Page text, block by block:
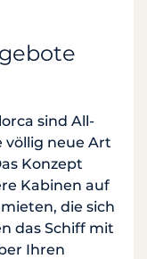
sind All-
völlig neue Art
Konzept
Kabinen auf
die sich
das Schiff mit
Ihren